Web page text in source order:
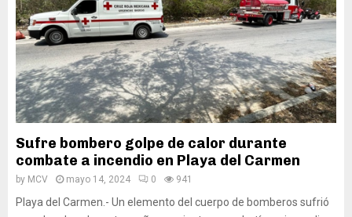
Sufre bombero golpe de calor durante
combate a incendio en Playa del Carmen
by MCV mayo 14, 2024 0 941
Playa del Carmen.- Un elemento del cuerpo de bomberos sufrió